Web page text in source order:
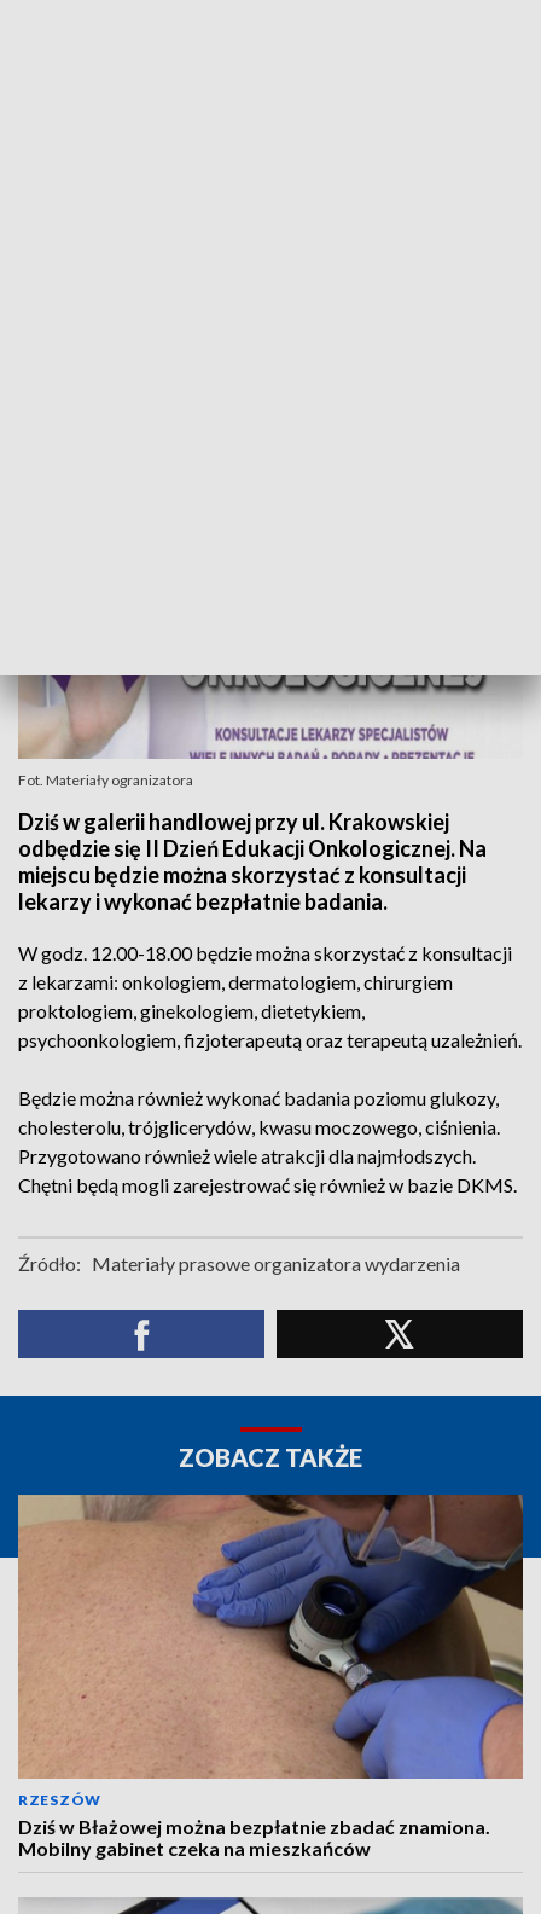
Fot. Materiały ogranizatora
Dziś w galerii handlowej przy ul. Krakowskiej
odbędzie się II Dzień Edukacji Onkologicznej. Na
miejscu będzie można skorzystać z konsultacji
lekarzy i wykonać bezpłatnie badania.
W godz. 12.00-18.00 będzie można skorzystać z konsultacji
z lekarzami: onkologiem, dermatologiem, chirurgiem
proktologiem, ginekologiem, dietetykiem,
psychoonkologiem, fizjoterapeutą oraz terapeutą uzależnień.
Będzie można również wykonać badania poziomu glukozy,
cholesterolu, trójglicerydów, kwasu moczowego, ciśnienia.
Przygotowano również wiele atrakcji dla najmłodszych.
Chętni będą mogli zarejestrować się również w bazie DKMS.
Źródło: Materiały prasowe organizatora wydarzenia
ZOBACZ TAKŻE
RZESZÓW
Dziś w Błażowej można bezpłatnie zbadać znamiona.
Mobilny gabinet czeka na mieszkańców